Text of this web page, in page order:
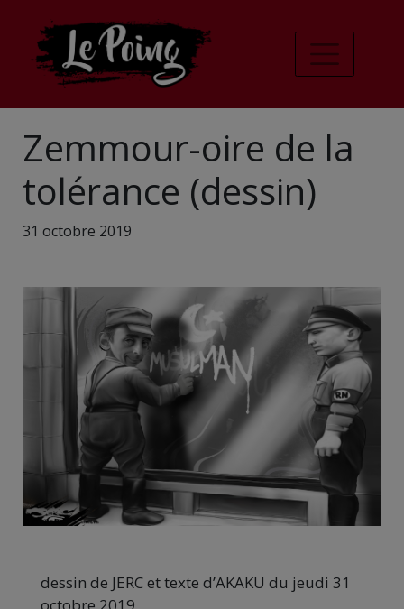
Zemmour-oire de la
tolérance (dessin)
31 octobre 2019
dessin de JERC et texte d’AKAKU du jeudi 31